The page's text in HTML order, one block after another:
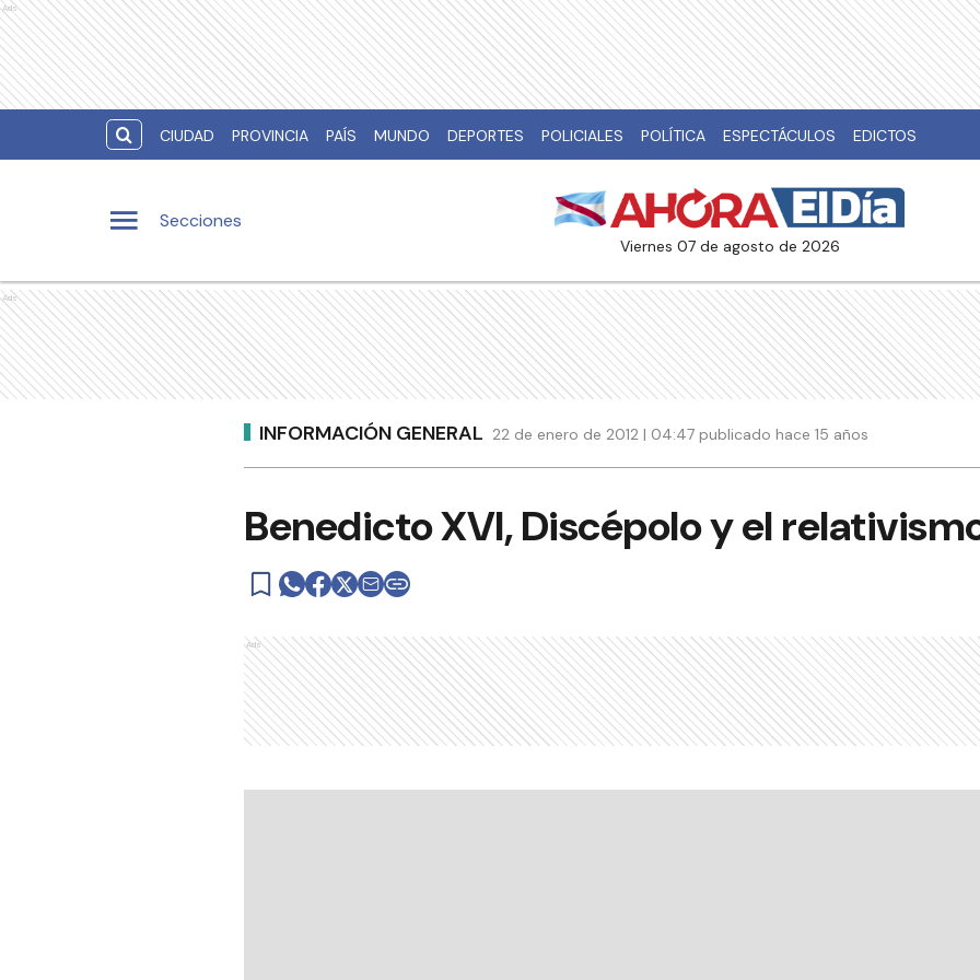
Ads
CIUDAD PROVINCIA PAÍS MUNDO DEPORTES POLICIALES POLÍTICA ESPECTÁCULOS EDICTOS
Secciones
viernes 07 de agosto de 2026
Ads
INFORMACIÓN GENERAL 22 de enero de 2012 | 04:47 publicado hace 15 años
Benedicto XVI, Discépolo y el
Ads